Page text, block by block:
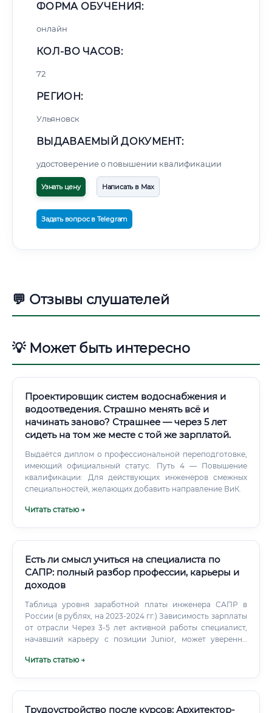
ФОРМА ОБУЧЕНИЯ:
онлайн
КОЛ-ВО ЧАСОВ:
72
РЕГИОН:
Ульяновск
ВЫДАВАЕМЫЙ ДОКУМЕНТ:
удостоверение о повышении квалификации
Узнать цену Написать в Max
Задать вопрос в Telegram
💬 Отзывы слушателей
💡 Может быть интересно
Проектировщик систем водоснабжения и
водоотведения. Страшно менять всё и
начинать заново? Страшнее — через 5 лет
сидеть на том же месте с той же зарплатой.
Выдаётся диплом о профессиональной переподготовке,
имеющий официальный статус. Путь 4 — Повышение
квалификации: Для действующих инженеров смежных
специальностей, желающих добавить направление ВиК.
Читать статью →
Есть ли смысл учиться на специалиста по
САПР: полный разбор профессии, карьеры и
доходов
Таблица уровня заработной платы инженера САПР в
России (в рублях, на 2023-2024 гг.) Зависимость зарплаты
от отрасли Через 3-5 лет активной работы специалист,
начавший карьеру с позиции Junior, может уверенно
превышающим стартовый. Карьерный путь: от новичка до
(управленческом), так и в горизонтальном (экспертном)
Читать статью →
Трудоустройство после курсов: Архитектор-